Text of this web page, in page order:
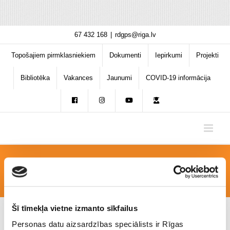
Šī tīmekļa vietne izmanto sīkfailus
Personas datu aizsardzības speciālists ir Rīgas
content
67 432 168 rdgps@riga.lv
Topošajiem pirmklasniekiem Dokumenti Iepirkumi Projekti
Bibliotēka Vakances Jaunumi COVID-19 informācija
berpie1kl2